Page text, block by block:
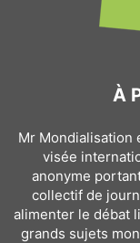
À
Mr Mondialisation
visée
anonyme
collectif de
alimenter le débat
grands sujets